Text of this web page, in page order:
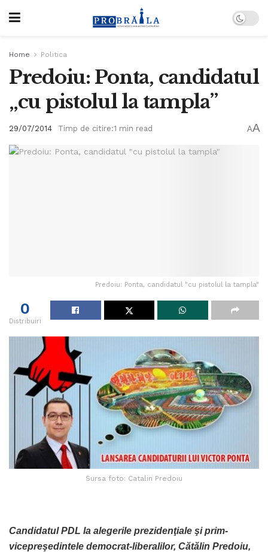
Home Politica
Predoiu: Ponta, candidatul
„cu pistolul la tampla”
29/07/2014 Timp de citire:1 min read AA
Predoiu: Ponta, candidatul "cu pistolul la tampla"
0
Distribuiri
Sursa foto: Catalin Predoiu
Candidatul PDL la alegerile prezidenţiale şi prim-
vicepreşedintele democrat-liberalilor, Cătălin Predoiu,